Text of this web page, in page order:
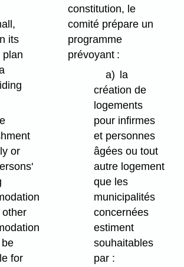
its
plan
or
other
for
constitution, le
comité prépare un
programme
prévoyant :
a)
la
création de
logements
pour infirmes
et personnes
âgées ou tout
autre logement
que les
municipalités
concernées
estiment
souhaitables
par :